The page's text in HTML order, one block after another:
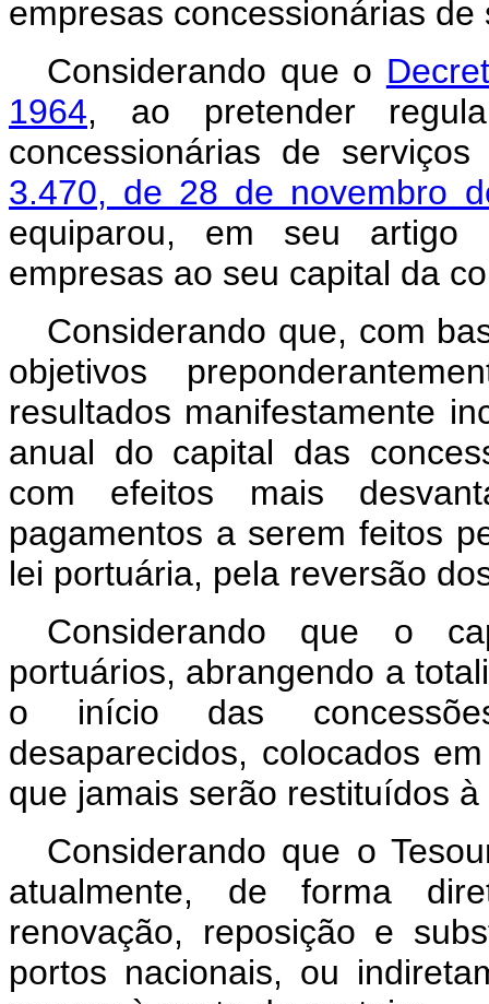
empresas concessionárias de
Considerando que o
1964, ao pretender
concessionárias de
3.470, de 28 de novembro
equiparou, em seu artigo
empresas ao seu capital da
Considerando que, com
objetivos
resultados manifestamente
anual do capital das
com efeitos mais
pagamentos a serem feitos
lei portuária, pela reversão
Considerando que o
portuários, abran­gendo a
o início das
desaparecidos, colocados
que jamais serão restituídos
Considerando que o
atual­mente, de forma
renovação, reposição e
portos nacionais, ou